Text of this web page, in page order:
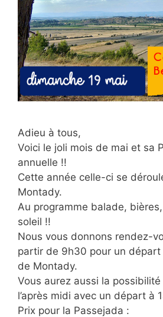
Adieu à tous,
Voici le joli mois de mai et sa
annuelle !!
Cette année celle-ci se
Montady.
Au programme balade,
soleil !!
Nous vous donnons rendez-
partir de 9h30 pour un départ
de Montady.
Vous aurez aussi la
l’après midi avec un départ à
Prix pour la Passejada :